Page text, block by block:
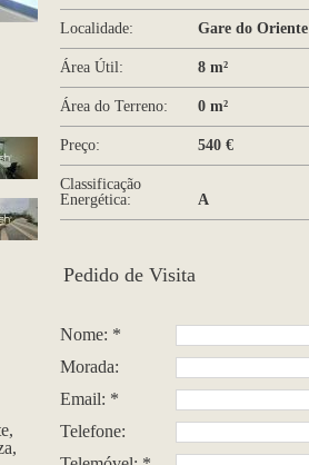
Localidade: Gare do Oriente
Área Útil: 8 m²
Área do Terreno: 0 m²
Preço: 540 €
Classificação
Energética:
A
Pedido de Visita
Nome: *
Morada:
Email: *
Telefone: